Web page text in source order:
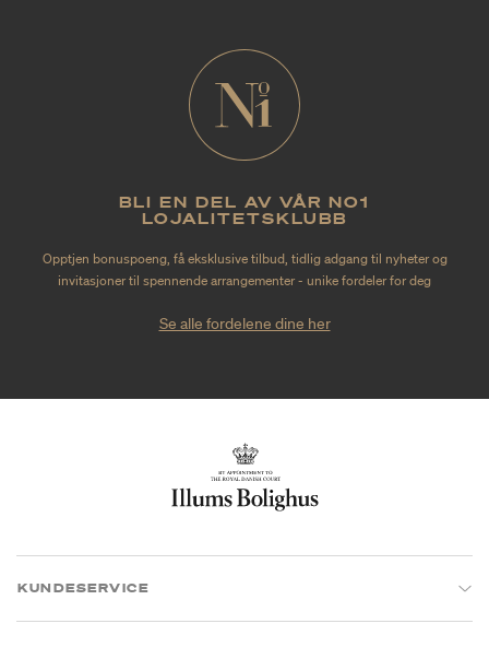
BLI EN DEL AV VÅR NO1
LOJALITETSKLUBB
Opptjen bonuspoeng, få eksklusive tilbud, tidlig adgang til nyheter og
invitasjoner til spennende arrangementer - unike fordeler for deg
Se alle fordelene dine her
KUNDESERVICE